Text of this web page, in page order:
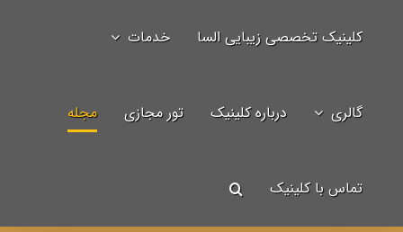
کلینیک تخصصی زیبایی السا خدمات
گالری درباره کلینیک تور مجازی مجله
تماس با کلینیک